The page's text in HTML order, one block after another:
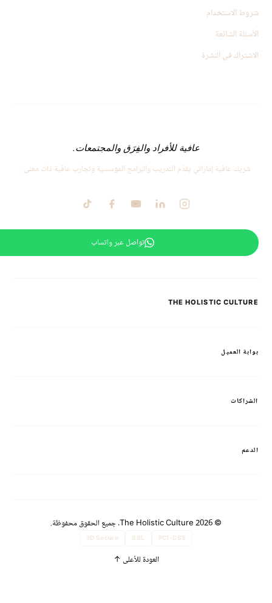
شروط الاستخدام
الأسئلة الشائعة
الاشتراك في النشرة
عافية للأفراد والفِرَق والمجتمعات.
شريك عافية إماراتي يقدّم التدريب والبرامج المؤسسية وتجارب عافية ذات معنى.
تواصل عبر واتساب
THE HOLISTIC CULTURE
بوابة العميل
الشراكات
الدعم
PCI-DSS
3D Secure
العودة للأعلى↑